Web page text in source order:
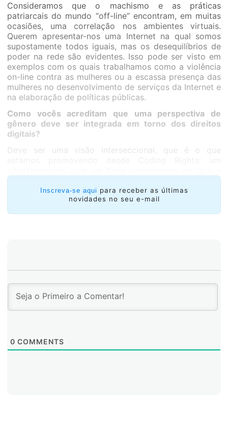
Consideramos que o machismo e as práticas
patriarcais do mundo “off-line” encontram, em muitas
ocasiões, uma correlação nos ambientes virtuais.
Querem apresentar-nos uma Internet na qual somos
supostamente todos iguais, mas os desequilíbrios de
poder na rede são evidentes. Isso pode ser visto em
exemplos com os quais trabalhamos como a violência
on-line contra as mulheres ou a escassa presença das
mulheres no desenvolvimento de serviços da Internet e
na elaboração de políticas públicas.
Como vocês acreditam que uma perspectiva de
gênero deve ser integrada em torno dos direitos
digitais?
Deve ser uma visão interseccional, que é o que
classe. Muitas vezes nos deparamos com mistificações
do gênero em que, através de cotas ou políticas mal
formuladas, foi facilitada uma sub-representação de
mulheres de regiões do sul global. Acreditamos que as
descolonizar a tecnologia. Esta é a perspectiva que
deve primar em um ambiente digital justo que
considere de modo consciente as diferenças de poder.
Inscreva-se aqui para receber as últimas
novidades no seu e-mail
0 COMMENTS